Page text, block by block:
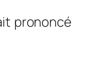
prononcé